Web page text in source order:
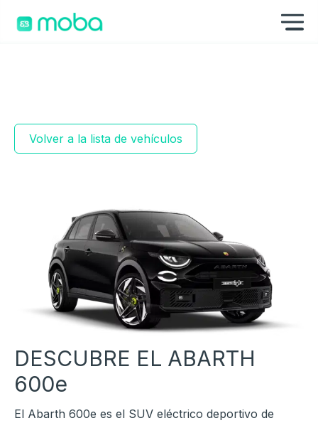
Volver a la lista de vehículos
DESCUBRE EL ABARTH
600e
El Abarth 600e es el SUV eléctrico deportivo de